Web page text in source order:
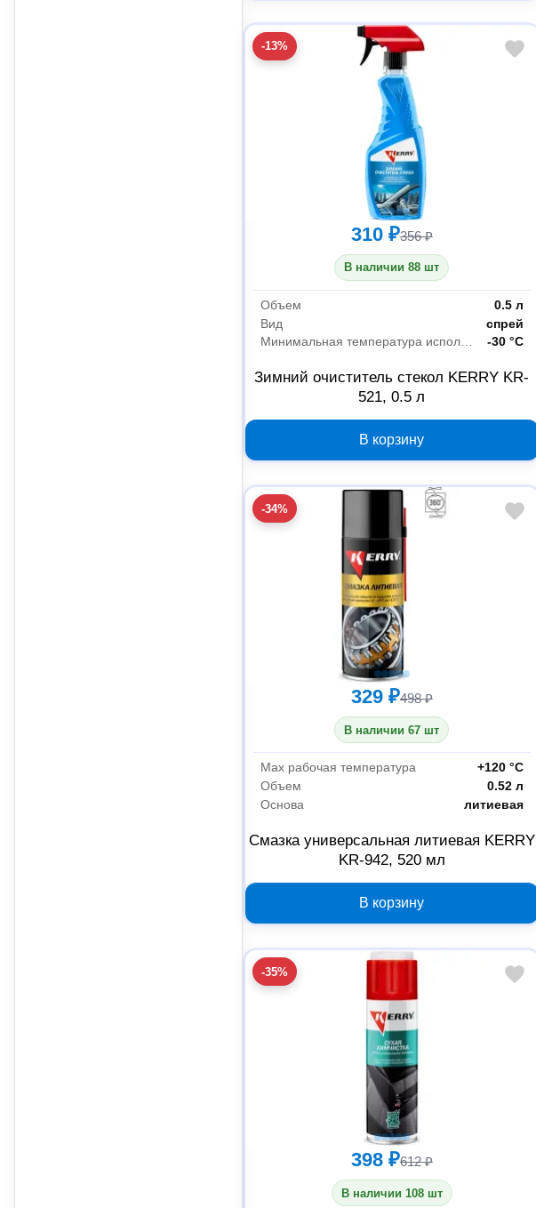
-13%
310 ₽356 ₽
В наличии 88 шт
Объем
0.5 л
Вид
спрей
Минимальная температура использования
-30 °С
Зимний очиститель стекол KERRY KR-
521, 0.5 л
В корзину
-34%
329 ₽498 ₽
В наличии 67 шт
Max рабочая температура
+120 °С
Объем
0.52 л
Основа
литиевая
Смазка универсальная литиевая KERRY
KR-942, 520 мл
В корзину
-35%
398 ₽612 ₽
В наличии 108 шт